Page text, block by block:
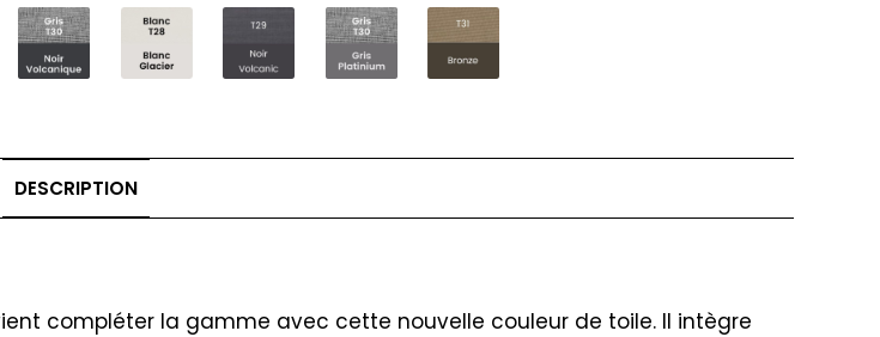
DESCRIPTION
compléter la gamme avec cette nouvelle couleur de toile. Il intègre